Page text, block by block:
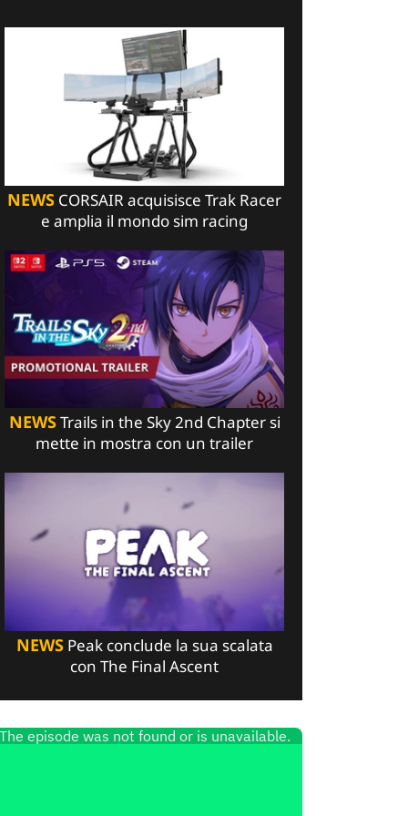
NEWS CORSAIR acquisisce Trak Racer
e amplia il mondo sim racing
NEWSTrails in the Sky 2nd Chapter si
mette in mostra con un trailer
NEWSPeak conclude la sua scalata
con The Final Ascent